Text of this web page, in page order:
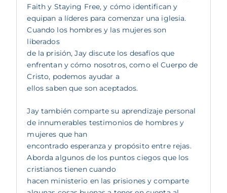
Faith y Staying Free, y cómo identifican y
equipan a líderes para comenzar una iglesia.
Cuando los hombres y las mujeres son
liberados
de la prisión, Jay discute los desafíos que
enfrentan y cómo nosotros, como el Cuerpo de
Cristo, podemos ayudar a
ellos saben que son aceptados.
Jay también comparte su aprendizaje personal
de innumerables testimonios de hombres y
mujeres que han
encontrado esperanza y propósito entre rejas.
Aborda algunos de los puntos ciegos que los
cristianos tienen cuando
hacen ministerio en las prisiones y comparte